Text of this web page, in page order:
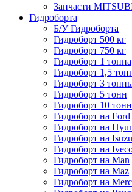
Запчасти
Гидроборта
Б/У Гидроборта
Гидроборт 500 кг
Гидроборт 750 кг
Гидроборт 1 тонна
Гидроборт 1,5
Гидроборт 3
Гидроборт 5 тонн
Гидроборт 10 тонн
Гидроборт на Ford
Гидроборт на
Гидроборт на Isuzu
Гидроборт на
Гидроборт на Man
Гидроборт на Maz
Гидроборт на